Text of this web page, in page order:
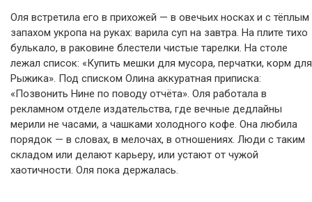
Оля встретила его в прихожей — в овечьих носках и с тёплым
запахом укропа на руках: варила суп на завтра. На плите тихо
булькало, в раковине блестели чистые тарелки. На столе
лежал список: «Купить мешки для мусора, перчатки, корм для
Рыжика». Под списком Олина аккуратная приписка:
«Позвонить Нине по поводу отчёта». Оля работала в
рекламном отделе издательства, где вечные дедлайны
мерили не часами, а чашками холодного кофе. Она любила
порядок — в словах, в мелочах, в отношениях. Люди с таким
складом или делают карьеру, или устают от чужой
хаотичности. Оля пока держалась.